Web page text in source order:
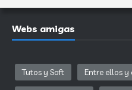
Webs amigas
Tutos y Soft Entre ellos y